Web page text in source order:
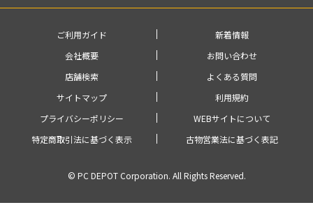
ご利用ガイド
新着情報
会社概要
お問い合わせ
店舗検索
よくある質問
サイトマップ
利用規約
プライバシーポリシー
WEBサイトについて
特定商取引法に基づく表示
古物営業法に基づく表記
© PC DEPOT Corporation. All Rights Reserved.